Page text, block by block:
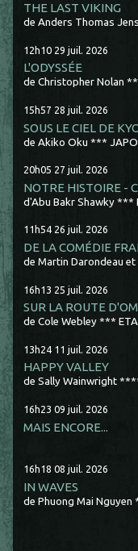
THE LAST VIKING
de Anders Thomas
12h10 29 juil. 2026
L'ODYSSÉE
de Christopher Nolan
15h57 28 juil. 2026
SOUS LE CIEL DE
de Akiko Oku ***
20h05 27 juil. 2026
NOTRE HISTOIRE -
d'Abu Bakr Shawky ***
11h54 26 juil. 2026
DE LA COMÉDIE
de Martin Darondeau
16h13 25 juil. 2026
SUR LA ROUTE
de Cole Webley ***
13h24 11 juil. 2026
HAPPY VALLEY
de Sally Wainwright
16h23 09 juil. 2026
MAIS ENCORE...
16h18 08 juil. 2026
IN WAVES
de Phuong Mai Nguyen